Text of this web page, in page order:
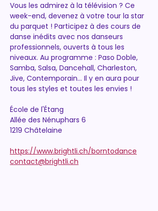
Vous les admirez à la télévision ? Ce
week-end, devenez à votre tour la star
du parquet ! Participez à des cours de
danse inédits avec nos danseurs
professionnels, ouverts à tous les
niveaux. Au programme : Paso Doble,
Samba, Salsa, Dancehall, Charleston,
Jive, Contemporain… Il y en aura pour
tous les styles et toutes les envies !
École de l'Étang
Allée des Nénuphars 6
1219 Châtelaine
https://www.brightli.ch/borntodance
contact@brightli.ch